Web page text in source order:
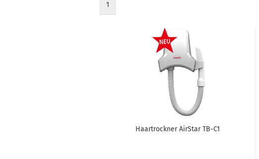
1
Haartrockner AirStar TB-C1